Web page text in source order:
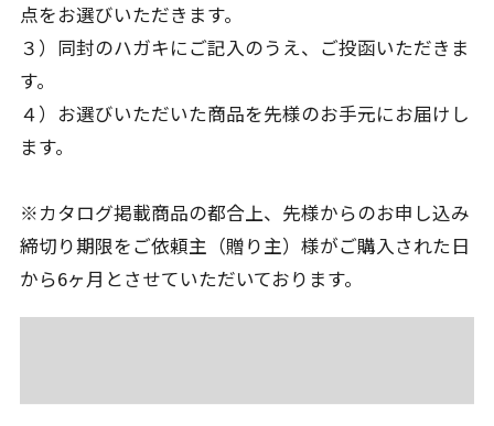
点をお選びいただきます。
３）同封のハガキにご記入のうえ、ご投函いただきま
す。
４）お選びいただいた商品を先様のお手元にお届けし
ます。
※カタログ掲載商品の都合上、先様からのお申し込み
締切り期限をご依頼主（贈り主）様がご購入された日
から6ヶ月とさせていただいております。